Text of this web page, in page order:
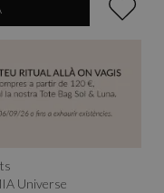
Universe